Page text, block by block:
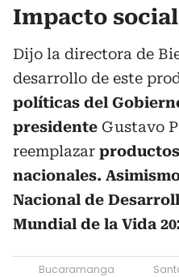
Impacto
Dijo la directora de
desarrollo de este
políticas del
presidente Gustavo
reemplazar
nacionales.
Nacional de
Mundial de la Vida
Bucaramanga